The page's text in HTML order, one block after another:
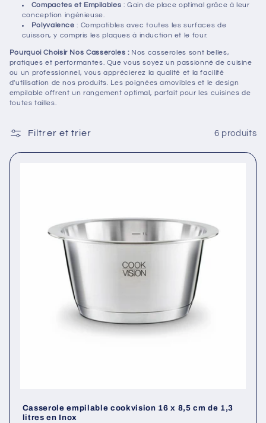
Compactes et Empilables : Gain de place optimal grâce à leur
conception ingénieuse.
Polyvalence : Compatibles avec toutes les surfaces de
cuisson, y compris les plaques à induction et le four.
Pourquoi Choisir Nos Casseroles :Nos casseroles sont belles,
pratiques et performantes. Que vous soyez un passionné de cuisine
ou un professionnel, vous apprécierez la qualité et la facilité
d'utilisation de nos produits. Les poignées amovibles et le design
empilable offrent un rangement optimal, parfait pour les cuisines de
toutes tailles.
Filtrer et trier 6 produits
Casserole empilable cookvision 16 x 8,5 cm de 1,3
litres en Inox